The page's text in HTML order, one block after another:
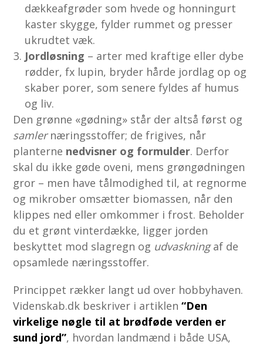
dækkeafgrøder som hvede og honningurt
kaster skygge, fylder rummet og presser
ukrudtet væk.
Jordløsning – arter med kraftige eller dybe
rødder, fx lupin, bryder hårde jordlag op og
skaber porer, som senere fyldes af humus
og liv.
Den grønne «gødning» står der altså først og
samlernæringsstoffer; de frigives, når
planterne nedvisner og formulder. Derfor
skal du ikke gøde oveni, mens grøngødningen
gror – men have tålmodighed til, at regnorme
og mikrober omsætter biomassen, når den
klippes ned eller omkommer i frost. Beholder
du et grønt vinterdække, ligger jorden
beskyttet mod slagregn og udvaskningaf de
opsamlede næringsstoffer.
Princippet rækker langt ud over hobbyhaven.
Videnskab.dk beskriver i artiklen“Den
virkelige nøgle til at brødføde verden er
sund jord”, hvordan landmænd i både USA,